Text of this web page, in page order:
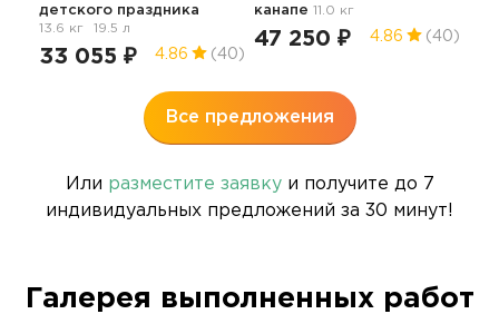
детского праздника
13.6 кг
19.5 л
33 055 ₽ 4.86 (40)
канапе 11.0 кг
47 250 ₽ 4.86 (40)
Все предложения
Или разместите заявкуи получите до 7
индивидуальных предложений за 30 минут!
Галерея выполненных работ